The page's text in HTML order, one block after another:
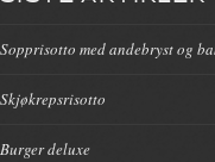
Sopprisotto med andebryst og
Skjøkrepsrisotto
Burger deluxe